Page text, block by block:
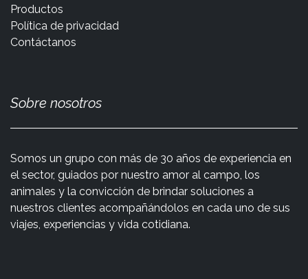
Productos
Política de privacidad
Contáctanos
Sobre nosotros
Somos un grupo con más de 30 años de experiencia en
el sector, guiados por nuestro amor al campo, los
animales y la convicción de brindar soluciones a
nuestros clientes acompañándolos en cada uno de sus
viajes, experiencias y vida cotidiana.